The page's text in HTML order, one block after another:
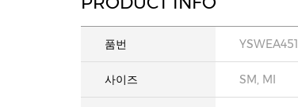
품번 YSWEA451
사이즈 SM, MI